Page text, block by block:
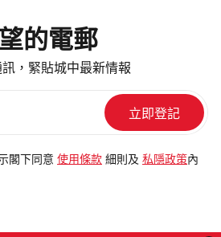
的電郵
，緊貼城中最新情報
閣下同意 使用條款 細則及 私隱政策 內